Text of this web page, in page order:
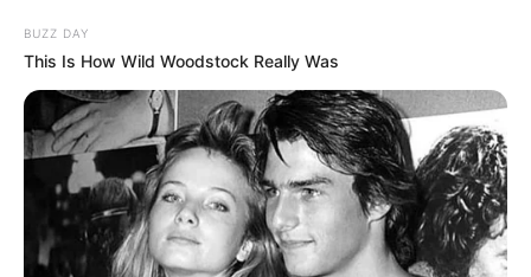
BUZZ DAY
This Is How Wild Woodstock Really Was